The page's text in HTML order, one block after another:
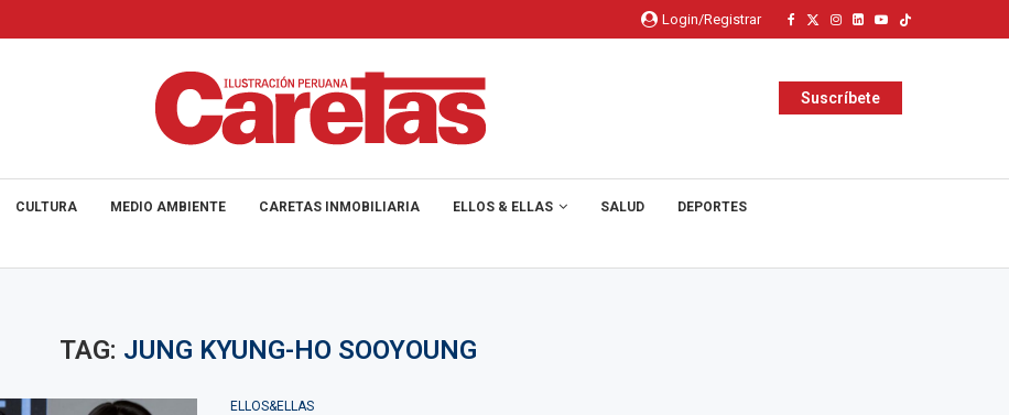
Login/Registrar
Suscríbete
CULTURA MEDIO AMBIENTE CARETAS INMOBILIARIA ELLOS & ELLAS SALUD DEPORTES
TAG: JUNG KYUNG-HO SOOYOUNG
ELLOS&ELLAS